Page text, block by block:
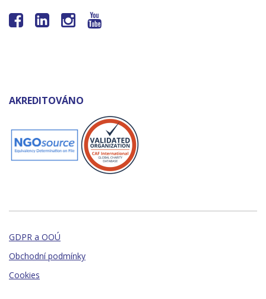
   
AKREDITOVÁNO
GDPR a OOÚ
Obchodní podmínky
Cookies